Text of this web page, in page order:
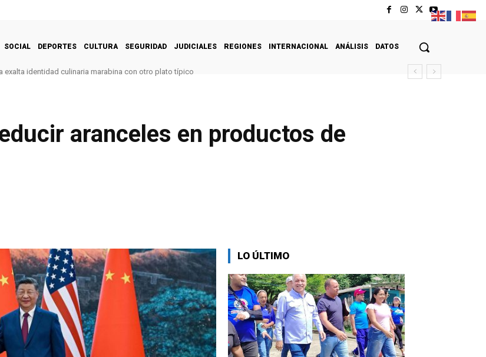
SOCIAL DEPORTES CULTURA SEGURIDAD JUDICIALES REGIONES INTERNACIONAL ANÁLISIS DATOS
exalta identidad culinaria marabina con otro plato típico
aranceles en productos de
LO ÚLTIMO